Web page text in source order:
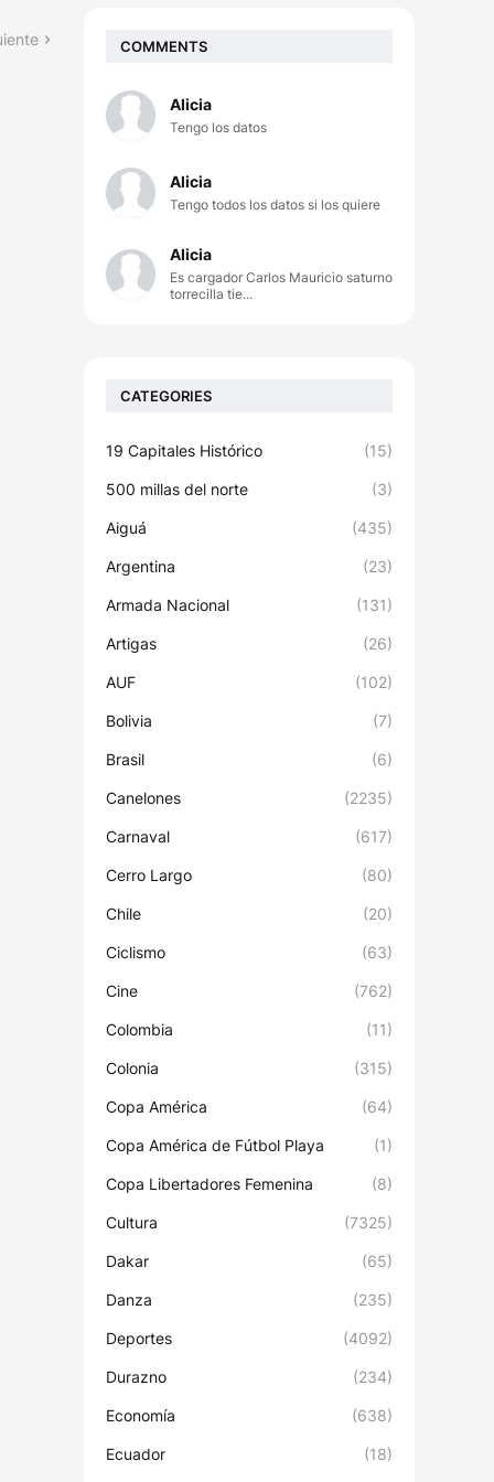
COMMENTS
Alicia
Tengo los datos
Alicia
Tengo todos los datos si los quiere
Alicia
Es cargador Carlos Mauricio saturno
torrecilla tie...
CATEGORIES
19 Capitales Histórico (15)
500 millas del norte (3)
Aiguá (435)
Argentina (23)
Armada Nacional (131)
Artigas (26)
AUF (102)
Bolivia (7)
Brasil (6)
Canelones (2235)
Carnaval (617)
Cerro Largo (80)
Chile (20)
Ciclismo (63)
Cine (762)
Colombia (11)
Colonia (315)
Copa América (64)
Copa América de Fútbol Playa (1)
Copa Libertadores Femenina (8)
Cultura (7325)
Dakar (65)
Danza (235)
Deportes (4092)
Durazno (234)
Economía (638)
Ecuador (18)